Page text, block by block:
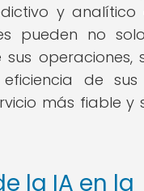
y analítico
pueden no
operaciones,
de
más fiable y
la IA en la